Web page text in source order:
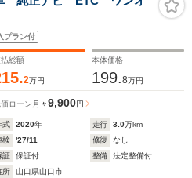
プラン付
総額
2万円
本体価格
199.8万円
ローン 月々9,900円
式 2020年 走行 3.0万km
検
'27/11 修復
なし
証
保証付 整備
法定整備付
所
山口県山口市